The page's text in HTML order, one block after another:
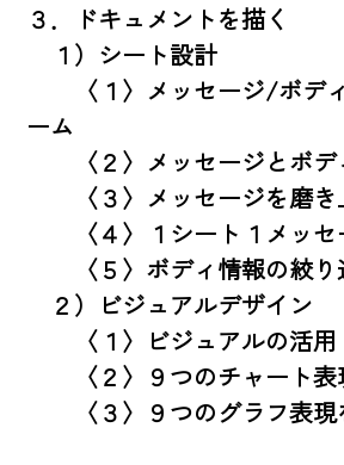
３．ドキュメントを描く
１）シート設計
〈１〉メッセージ/ボデ
ーム
〈２〉メッセージとボデ
〈３〉メッセージを磨き
〈４〉１シート１メッセ
〈５〉ボディ情報の絞り
２）ビジュアルデザイン
〈１〉ビジュアルの活用
〈２〉９つのチャート表
〈３〉９つのグラフ表現